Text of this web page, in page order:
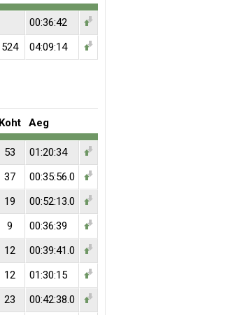
00:36:42
524
04:09:14
Koht Aeg
53 01:20:34
37 00:35:56.0
19 00:52:13.0
9 00:36:39
12 00:39:41.0
12 01:30:15
23 00:42:38.0